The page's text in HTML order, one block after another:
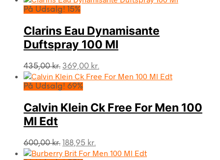
På Udsalg! 15%
Clarins Eau Dynamisante
Duftspray 100 Ml
435,00kr. Den
oprindelige
pris
435,00 kr..
369,00 kr.
aktuelle
369,00 kr..
På Udsalg! 69%
Calvin Klein Ck Free For Men 100
Ml Edt
600,00kr. Den
oprindelige
188,95 kr.
aktuelle